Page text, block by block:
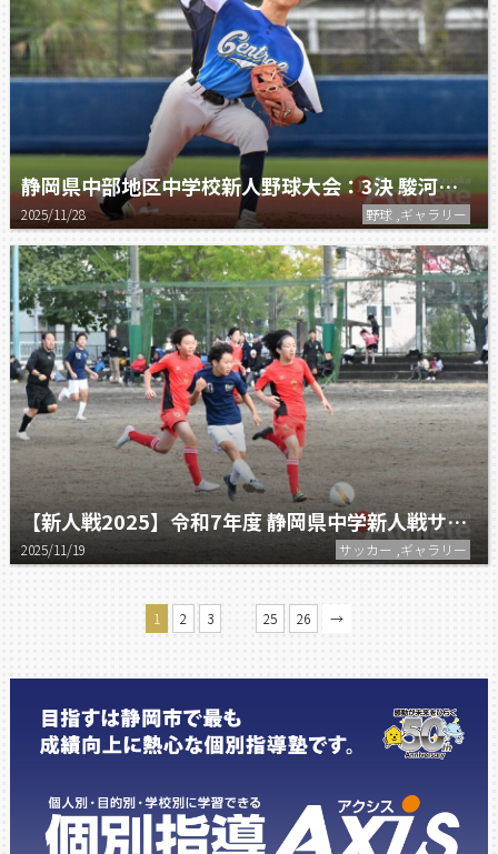
静岡県中部地区中学校新人野球大会：3決 駿河セントラル vs 常葉橘
2025/11/28 野球 ,ギャラリー
【新人戦2025】令和7年度 静岡県中学新人戦サッカーチャレンジカップ 中東支部予選
2025/11/19 サッカー ,ギャラリー
1 2 3 25 26 →